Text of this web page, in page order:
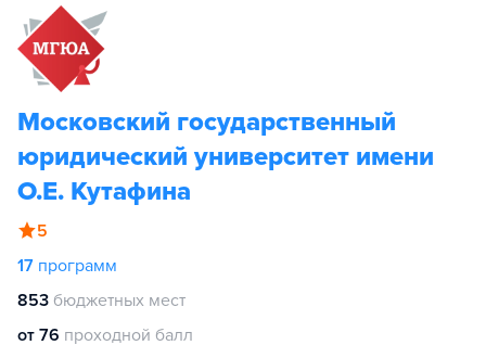
Московский государственный
юридический университет имени
О.Е. Кутафина
5
17 программ
853 бюджетных мест
от 76 проходной балл